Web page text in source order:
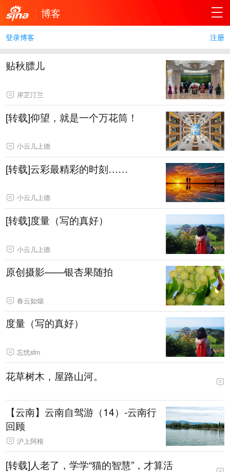
博客
登录博客 注册
贴秋膘儿
岸芷汀兰
[转载]仰望，就是一个万花筒！
小云儿上德
[转载]云彩最精彩的时刻……
小云儿上德
[转载]度量（写的真好）
小云儿上德
原创摄影——银杏果随拍
春云如烟
度量（写的真好）
忘忧sfm
花草树木，屋路山河。
【云南】云南自驾游（14）-云南行
回顾
沪上阿根
[转载]人老了，学学“猫的智慧”，才算活